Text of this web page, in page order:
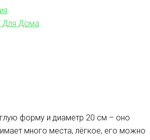
Для Дома
форму и диаметр 20 см – оно
много места, лёгкое, его можно